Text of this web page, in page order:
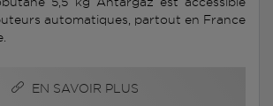
automatiques, partout en France
EN SAVOIR PLUS